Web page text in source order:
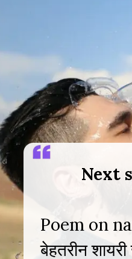
Next
Poem on
बेहतरीन